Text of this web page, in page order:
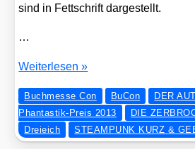
sind in Fett­schrift dar­ge­stellt.
…
Ver­
hen:
der
Deut­
Wei­ter­le­sen »
Buchmesse Con BuCon DER
Phantastik-Preis 2013
DIE
Dreieich
STEAMPUNK KURZ &